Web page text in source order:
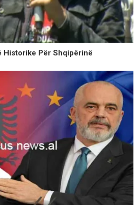
Historike Për Shqipërinë